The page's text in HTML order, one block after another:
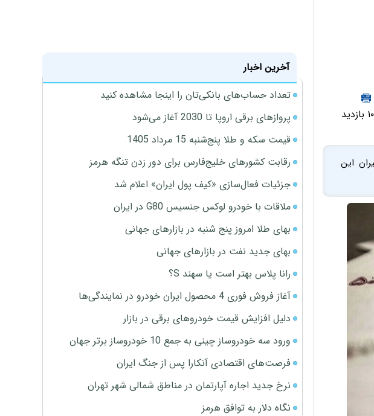
این
آخرین اخبار
تعداد حساب‌های بانکی‌تان را اینجا مشاهده کنید
پروازهای برقی اروپا تا 2030 آغاز می‌شود
قیمت سکه و طلا پنج‌شنبه 15 مرداد 1405
رقابت کشورهای خلیج‌فارس برای دور زدن تنگه هرمز
جزئیات فعال‌سازی «کیف پول ایران» اعلام شد
ملاقات با خودرو لوکس جنسیس G80 در ایران
بهای طلا امروز پنج شنبه در بازارهای جهانی
بهای جدید نفت در بازارهای جهانی
رانا پلاس بهتر است یا سهند S؟
آغاز فروش فوری 4 محصول ایران خودرو در نمایندگی‌ها
دلیل افزایش قیمت خودروهای برقی در بازار
ورود سه خودروساز چینی به جمع 10 خودروساز برتر جهان
فرصت‌های اقتصادی آنکارا پس از جنگ ایران
نرخ جدید اجاره آپارتمان در مناطق شمالی شهر تهران
نگاه دلار به توافق هرمز